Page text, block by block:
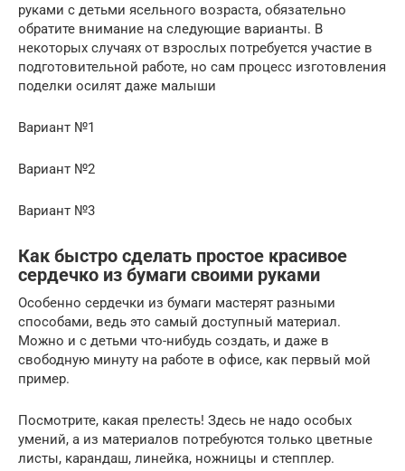
руками с детьми ясельного возраста, обязательно
обратите внимание на следующие варианты. В
некоторых случаях от взрослых потребуется участие в
подготовительной работе, но сам процесс изготовления
поделки осилят даже малыши
Вариант №1
Вариант №2
Вариант №3
Как быстро сделать простое красивое
сердечко из бумаги своими руками
Особенно сердечки из бумаги мастерят разными
способами, ведь это самый доступный материал.
Можно и с детьми что-нибудь создать, и даже в
свободную минуту на работе в офисе, как первый мой
пример.
Посмотрите, какая прелесть! Здесь не надо особых
умений, а из материалов потребуются только цветные
листы, карандаш, линейка, ножницы и степплер.